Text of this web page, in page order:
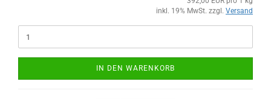
inkl. 19% MwSt. zzgl. Versand
IN DEN WARENKORB